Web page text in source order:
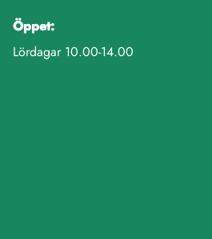
Öppet:
Lördagar 10.00-14.00